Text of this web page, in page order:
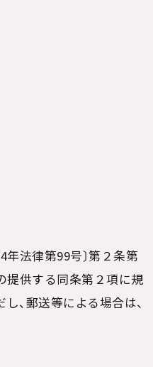
年法律第99号〕第２条第
提供する同条第２項に規
、郵送等による場合は、